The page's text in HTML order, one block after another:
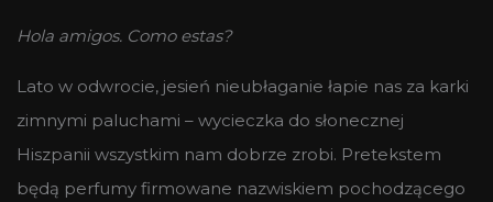
Hola amigos. Como estas?
Lato w odwrocie, jesień nieubłaganie łapie nas za karki
zimnymi paluchami – wycieczka do słonecznej
Hiszpanii wszystkim nam dobrze zrobi. Pretekstem
będą perfumy firmowane nazwiskiem pochodzącego